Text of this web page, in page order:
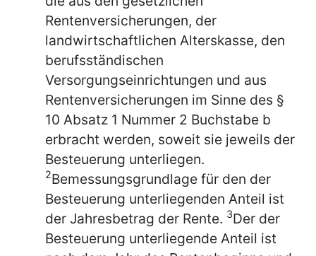
Rentenversicherungen, der
landwirtschaftlichen Alterskasse, den
berufsständischen
Versorgungseinrichtungen und aus
Rentenversicherungen im Sinne des §
10 Absatz 1 Nummer 2 Buchstabe b
erbracht werden, soweit sie jeweils der
Besteuerung unterliegen.
2Bemessungsgrundlage für den der
Besteuerung unterliegenden Anteil ist
der Jahresbetrag der Rente. 3Der der
Besteuerung unterliegende Anteil ist